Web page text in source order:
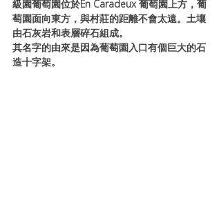
級園葡萄園位於En Caradeux 葡萄園上方，葡
萄園面向東方，與村莊的距離不會太遠。土壤
由石灰岩和表層碎石組成。
其名字的由來是因為葡萄園入口有個巨大的石
造十字架。